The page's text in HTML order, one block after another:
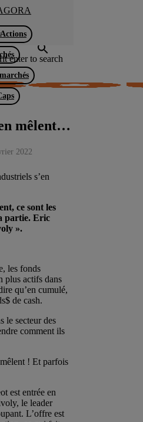
enter to search
mêlent…
2022
s’en
ce sont les
partie. Eric
».
les fonds
plus actifs dans
qu’en cumulé,
de cash.
le secteur des
comment ils
! Et parfois
est entrée en
le leader
L’offre est